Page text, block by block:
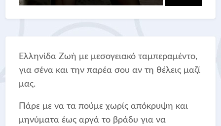
Ελληνίδα Ζωή με μεσογειακό ταμπεραμέντο,
για σένα και την παρέα σου αν τη θέλεις μαζί
μας.
Πάρε με να τα πούμε χωρίς απόκρυψη και
μηνύματα έως αργά το βράδυ για να